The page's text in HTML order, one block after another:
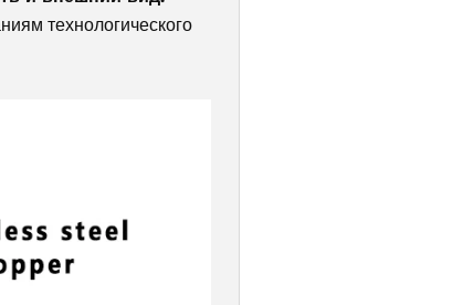
технологического